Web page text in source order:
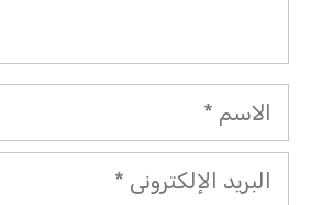
الاسم
البريد